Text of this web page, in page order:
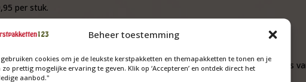
Beheer toestemming
cookies om je de leukste kerstpakketten en themapakketten te tonen en je
zo prettig mogelijke ervaring te geven. Klik op ‘Accepteren’ en ontdek direct het
aanbod."
per stuk.
met ons op.
(inclusief tekenen, ontvangst en verzekering) neer op een extra prijs